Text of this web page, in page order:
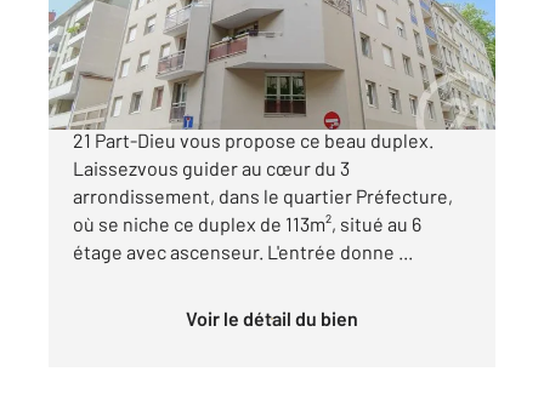
599 000 €
LYON 3 - PREFECTURE Votre agence century
21 Part-Dieu vous propose ce beau duplex.
Laissezvous guider au cœur du 3
arrondissement, dans le quartier Préfecture,
où se niche ce duplex de 113m², situé au 6
étage avec ascenseur. L'entrée donne ...
Voir le détail du bien